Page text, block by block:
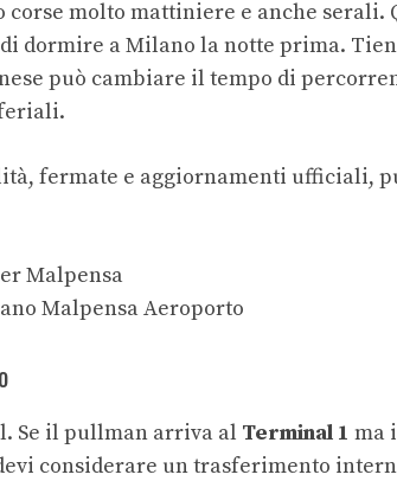
corse molto mattiniere e anche serali.
dormire a Milano la notte prima.
può cambiare il tempo di
fermate e aggiornamenti ufficiali,
Malpensa
Malpensa Aeroporto
Se il pullman arriva al Terminal 1 ma
considerare un trasferimento